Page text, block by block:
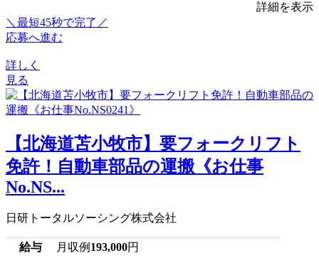
詳細を表示
＼最短45秒で完了／
応募へ進む
詳しく
見る
【北海道苫小牧市】要フォークリフト
免許！自動車部品の運搬《お仕事
No.NS...
日研トータルソーシング株式会社
給与 月収例 193,000円